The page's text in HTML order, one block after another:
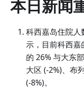
本日新闻
科西嘉岛住院人
示，目前科西嘉
的 26% 与大东
大区 (-2%)、布
(-8%)。